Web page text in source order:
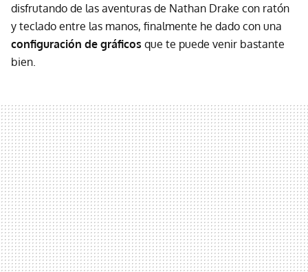
disfrutando de las aventuras de Nathan Drake con ratón
y teclado entre las manos, finalmente he dado con una
configuración de gráficos que te puede venir bastante
bien.